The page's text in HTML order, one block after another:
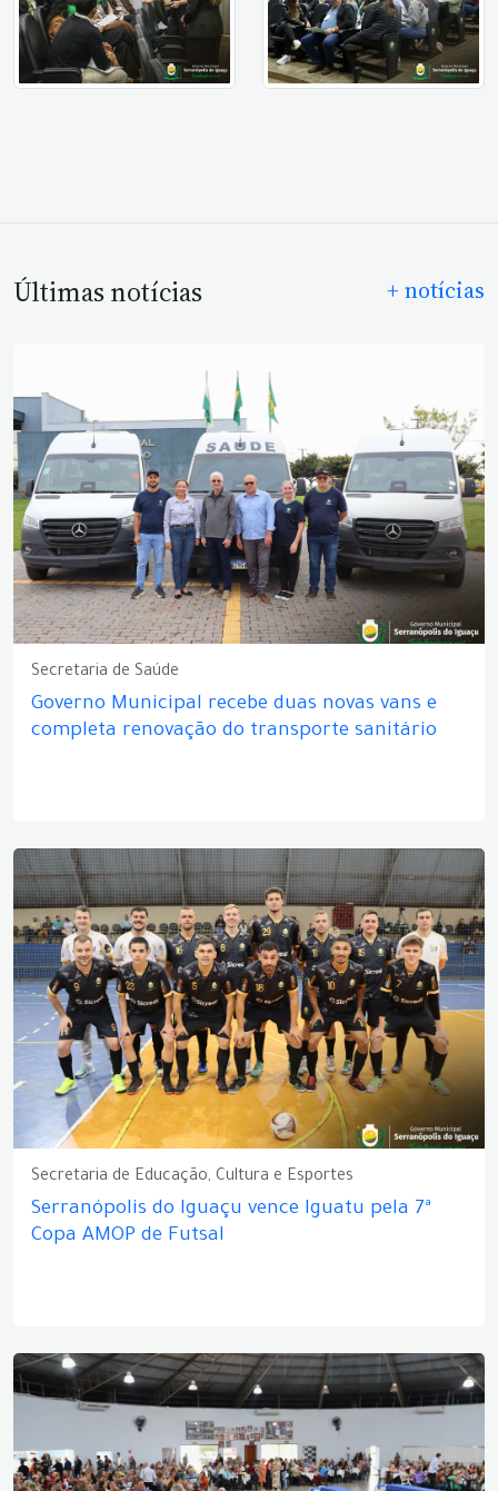
Últimas notícias + notícias
Secretaria de Saúde
Governo Municipal recebe duas novas vans e
completa renovação do transporte sanitário
Secretaria de Educação, Cultura e Esportes
Serranópolis do Iguaçu vence Iguatu pela 7ª
Copa AMOP de Futsal